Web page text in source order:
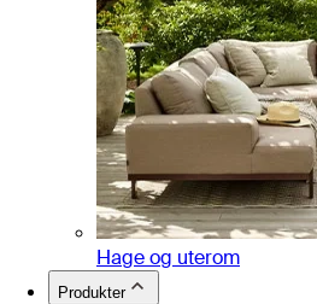
Hage og uterom
Produkter